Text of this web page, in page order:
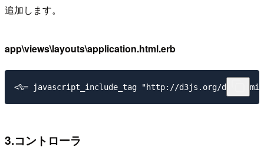
追加します。
app\views\layouts\application.html.erb
3.コントローラ